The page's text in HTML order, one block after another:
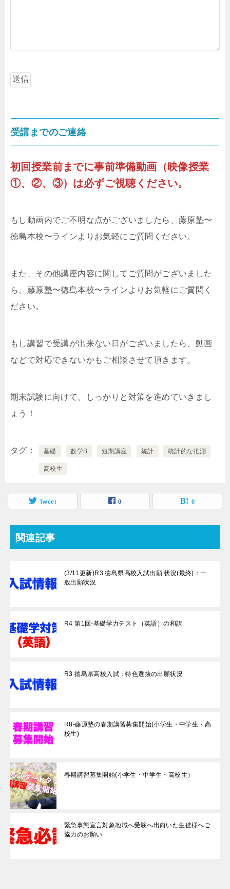
受講までのご連絡
初回授業前までに事前準備動画（映像授業
①、②、③）は必ずご視聴ください。
もし動画内でご不明な点がございましたら、藤原塾〜
徳島本校〜ラインよりお気軽にご質問ください。
また、その他講座内容に関してご質問がございました
ら、藤原塾〜徳島本校〜ラインよりお気軽にご質問く
ださい。
もし講習で受講が出来ない日がございましたら、動画
などで対応できないかもご相談させて頂きます。
期末試験に向けて、しっかりと対策を進めていきまし
ょう！
タグ 基礎 数学B 短期講座 統計 統計的な推測
高校生
Tweet 0 0
関連記事
(3/11更新)R3 徳島県高校入試出願 状況(最終)：一
般出願状況
R4 第1回-基礎学力テスト（英語）の和訳
R3 徳島県高校入試：特色選抜の出願状況
R8-藤原塾の春期講習募集開始(小学生・中学生・高
校生)
春期講習募集開始(小学生・中学生・高校生）
緊急事態宣言対象地域へ受験へ出向いた生徒様へご
協力のお願い